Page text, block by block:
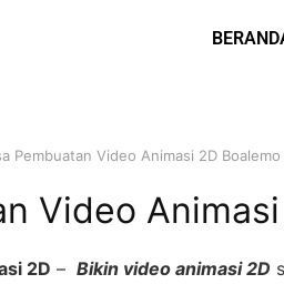
Pembuatan Video Animasi 2D Boalemo
Video
2D – Bikin video animasi 2D